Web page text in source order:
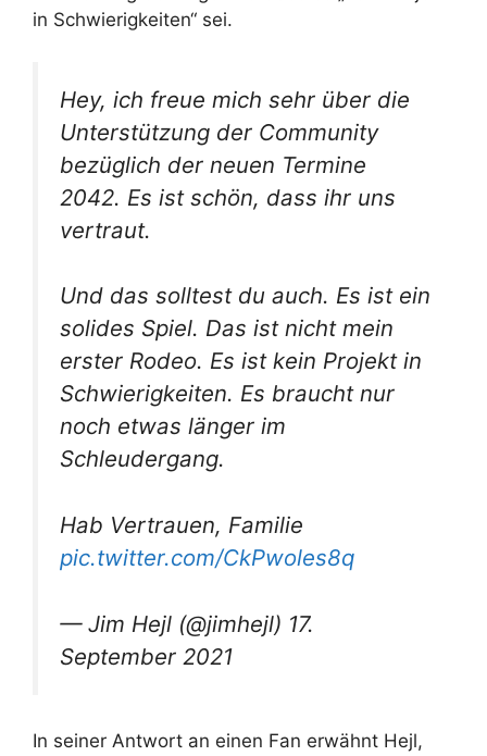
in Schwierigkeiten“ sei.
Hey, ich freue mich sehr über die
Unterstützung der Community
bezüglich der neuen Termine
2042. Es ist schön, dass ihr uns
vertraut.
Und das solltest du auch. Es ist ein
solides Spiel. Das ist nicht mein
erster Rodeo. Es ist kein Projekt in
Schwierigkeiten. Es braucht nur
noch etwas länger im
Schleudergang.
Hab Vertrauen, Familie
pic.twitter.com/CkPwoles8q
— Jim Hejl (@jimhejl) 17.
September 2021
In seiner Antwort an einen Fan erwähnt Hejl,